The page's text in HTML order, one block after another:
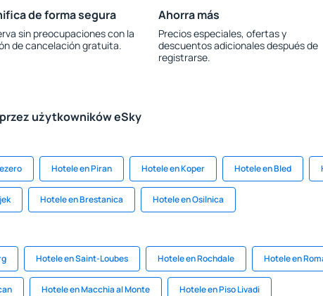
de forma segura
sin preocupaciones con la
de cancelación gratuita.
Ahorra más
Precios especiales, ofertas y
descuentos adicionales después de
registrarse.
użytkowników eSky
Hotele en Piran Hotele en Koper Hotele en Bled
Hotele en Brestanica Hotele en Osilnica
Hotele en Saint-Loubes Hotele en Rochdale Hotele en
Hotele en Macchia al Monte Hotele en Piso Livadi